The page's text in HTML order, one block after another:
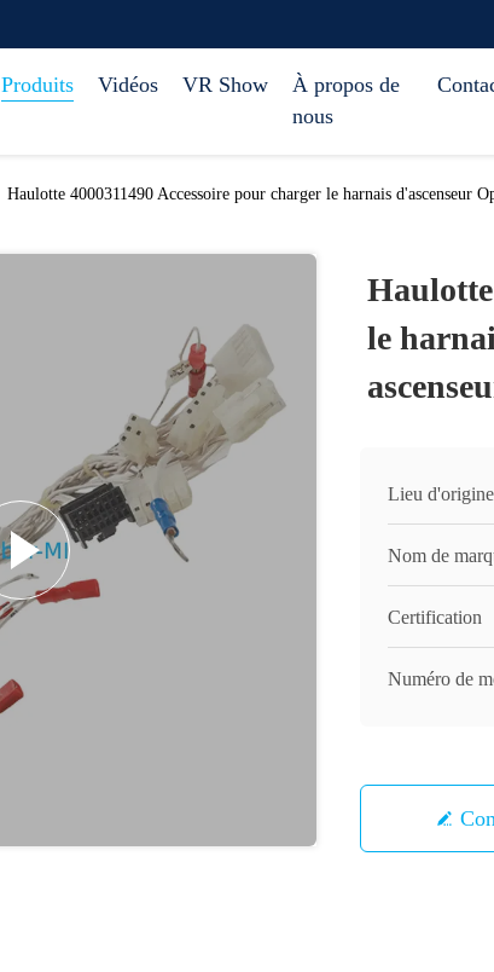
Produits Vidéos VR Show
À propos de
nous
Haulotte 4000311490 Accessoire pour charger le harnais d'ascenseur
Haulotte
le
Lieu d'origine
Nom de
Certification
Numéro de